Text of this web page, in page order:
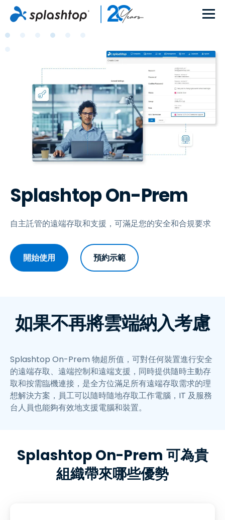
Splashtop On-Prem
自主託管的遠端存取和支援，可滿足您的安全和合規要求
開始使用 預約示範
如果不再將雲端納入考慮
Splashtop On-Prem 物超所值，可對任何裝置進行安全
的遠端存取、遠端控制和遠端支援，同時提供隨時主動存
取和按需臨機連接，是全方位滿足所有遠端存取需求的理
想解決方案，員工可以隨時隨地存取工作電腦，IT 及服務
台人員也能夠有效地支援電腦和裝置。
Splashtop On-Prem 可為貴
組織帶來哪些優勢